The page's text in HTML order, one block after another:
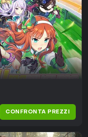
CONFRONTA PREZZI